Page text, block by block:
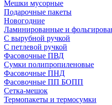
Мешки мусорные
Подарочные пакеты
Новогодние
Ламинированные и
С вырубной ручкой
С петлевой ручкой
Фасовочные ПВД
Сумки полипропиленовые
Фасовочные ПНД
Фасовочные ПП БОПП
Сетка-мешок
Термопакеты и термосумки